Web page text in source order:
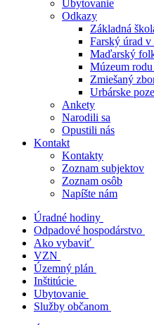
Ubytovanie
Odkazy
Základná
Farský úrad v
Maďarský
Múzeum
Zmiešaný
Urbárske
Ankety
Narodili sa
Opustili nás
Kontakt
Kontakty
Zoznam subjektov
Zoznam osôb
Napíšte nám
Úradné hodiny
Odpadové hospodárstvo
Ako vybaviť
VZN
Územný plán
Inštitúcie
Ubytovanie
Služby občanom